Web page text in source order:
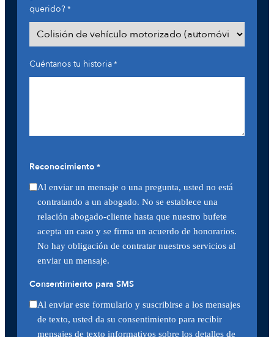
querido?*
Cuéntanos tu historia*
Reconocimiento *
Al enviar un mensaje o una pregunta, usted no está
contratando a un abogado. No se establece una
relación abogado-cliente hasta que nuestro bufete
acepta un caso y se firma un acuerdo de honorarios.
No hay obligación de contratar nuestros servicios al
enviar un mensaje.
Consentimiento para SMS
Al enviar este formulario y suscribirse a los mensajes
de texto, usted da su consentimiento para recibir
mensajes de texto informativos sobre los detalles de